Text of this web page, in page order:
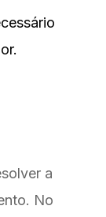
a
No